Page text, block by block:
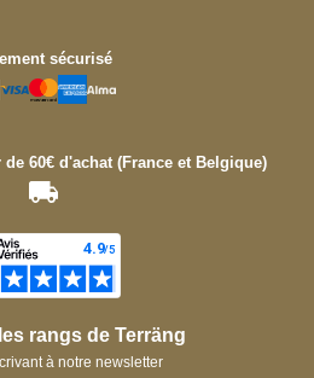
sécurisé
60€ d'achat (France et Belgique)
rangs de Terräng
à notre newsletter